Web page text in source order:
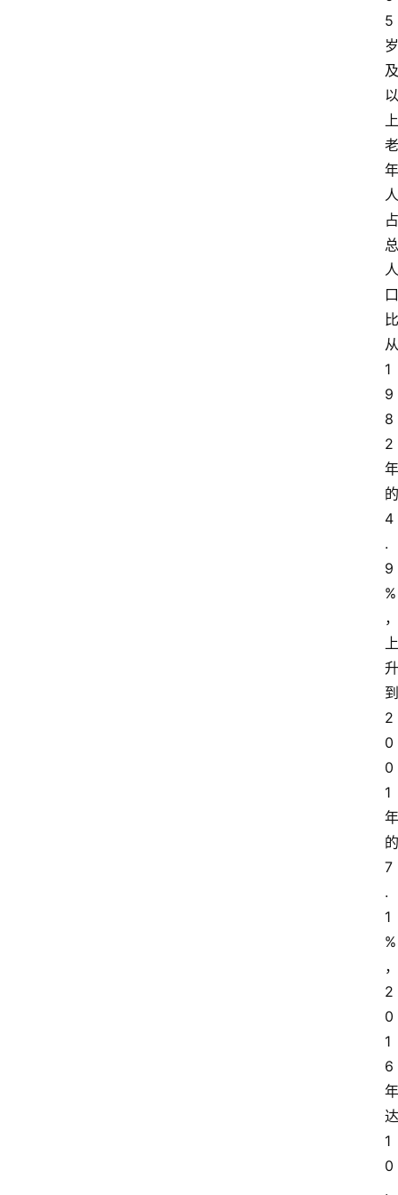
5
岁
及
以
上
老
年
人
占
总
人
口
比
从
1
9
8
2
年
的
4
.
9
%
，
上
升
到
2
0
0
1
年
的
7
.
1
%
，
2
0
1
6
年
达
1
0
.